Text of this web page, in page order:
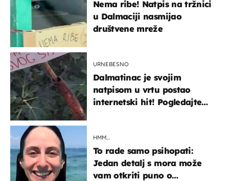
Nema ribe! Natpis na tržnici
u Dalmaciji nasmijao
društvene mreže
URNEBESNO
Dalmatinac je svojim
natpisom u vrtu postao
internetski hit! Pogledajte
HMM…
To rade samo psihopati:
Jedan detalj s mora može
vam otkriti puno o